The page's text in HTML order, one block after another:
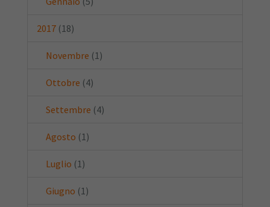
2017 (18)
Novembre (1)
Ottobre (4)
Settembre (4)
Agosto (1)
Luglio (1)
Giugno (1)